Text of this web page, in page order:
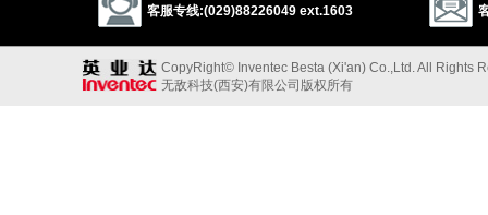
客服专线:(029)88226049 ext.1603
CopyRight© Inventec Besta (Xi'an) Co.,Ltd. All Rights
无敌科技(西安)有限公司版权所有